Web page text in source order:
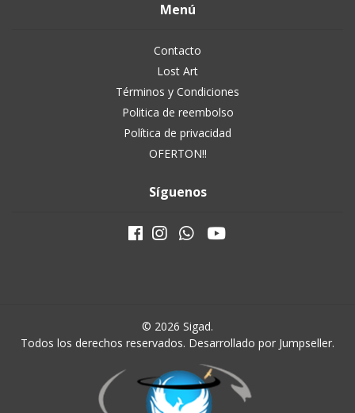
Menú
Contacto
Lost Art
Términos y Condiciones
Politica de reembolso
Política de privacidad
OFERTON!!
Síguenos
© 2026 Sigad.
Todos los derechos reservados. Desarrollado por Jumpseller.